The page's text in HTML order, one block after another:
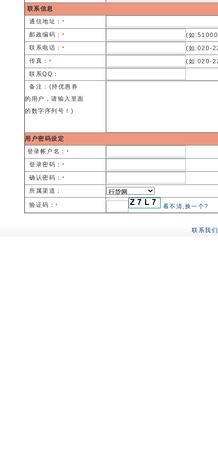
联系信息
通信地址：
*
邮政编码： *
(如
联系电话：
*
(如:020-
传真：
*
(如:020-
联系QQ：
备注：(持优惠券
的用户，请输入里面
的数字序列号！)
用户密码设定
登录帐户名：
*
登录密码： *
确认密码： *
所属渠道：
验证码： * 看不清,换一个?
联系我们